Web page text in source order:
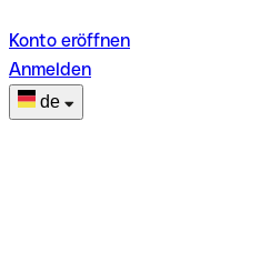
Konto eröffnen
Anmelden
de